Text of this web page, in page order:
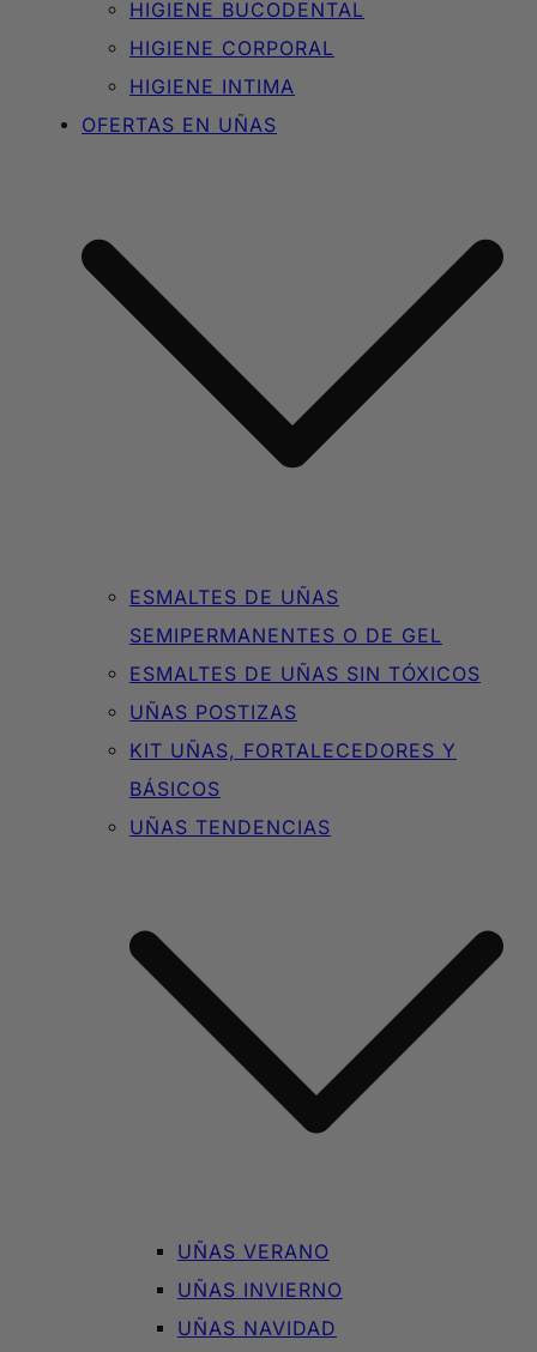
HIGIENE BUCODENTAL
HIGIENE CORPORAL
HIGIENE INTIMA
OFERTAS EN UÑAS
ESMALTES DE UÑAS
SEMIPERMANENTES O DE GEL
ESMALTES DE UÑAS SIN TÓXICOS
UÑAS POSTIZAS
KIT UÑAS, FORTALECEDORES Y
BÁSICOS
UÑAS TENDENCIAS
UÑAS VERANO
UÑAS INVIERNO
UÑAS NAVIDAD